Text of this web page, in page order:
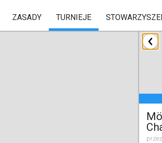
ZASADY TURNIEJE
przez